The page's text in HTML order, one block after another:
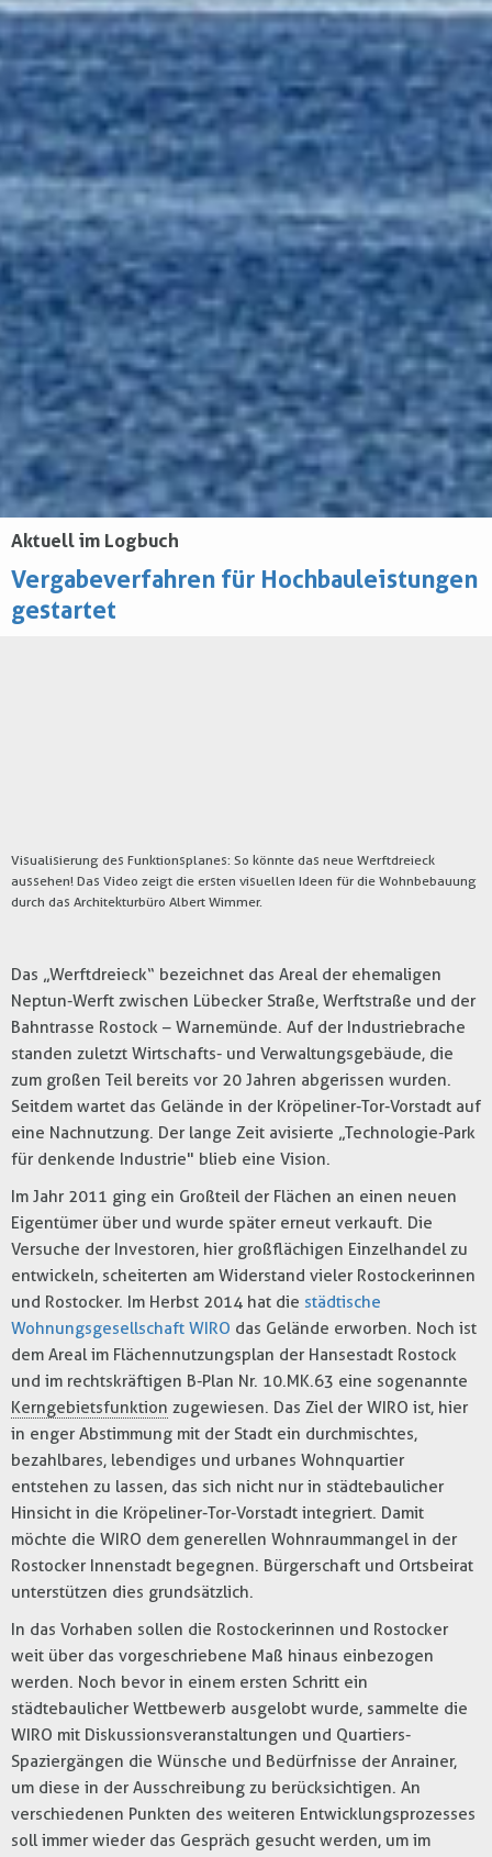
Aktuell im Logbuch
Vergabeverfahren für Hochbauleistungen
gestartet
Visualisierung des Funktionsplanes: So könnte das neue Werftdreieck
aussehen! Das Video zeigt die ersten visuellen Ideen für die Wohnbebauung
durch das Architekturbüro Albert Wimmer.
Das „Werftdreieck“ bezeichnet das Areal der ehemaligen
Neptun-Werft zwischen Lübecker Straße, Werftstraße und der
Bahntrasse Rostock – Warnemünde. Auf der Industriebrache
standen zuletzt Wirtschafts- und Verwaltungsgebäude, die
zum großen Teil bereits vor 20 Jahren abgerissen wurden.
Seitdem wartet das Gelände in der Kröpeliner-Tor-Vorstadt auf
eine Nachnutzung. Der lange Zeit avisierte „Technologie-Park
für denkende Industrie" blieb eine Vision.
Im Jahr 2011 ging ein Großteil der Flächen an einen neuen
Eigentümer über und wurde später erneut verkauft. Die
Versuche der Investoren, hier großflächigen Einzelhandel zu
entwickeln, scheiterten am Widerstand vieler Rostockerinnen
und Rostocker. Im Herbst 2014 hat die städtische
Wohnungsgesellschaft WIRO das Gelände erworben. Noch ist
dem Areal im Flächennutzungsplan der Hansestadt Rostock
und im rechtskräftigen B-Plan Nr. 10.MK.63 eine sogenannte
Kerngebietsfunktion zugewiesen. Das Ziel der WIRO ist, hier
in enger Abstimmung mit der Stadt ein durchmischtes,
bezahlbares, lebendiges und urbanes Wohnquartier
entstehen zu lassen, das sich nicht nur in städtebaulicher
Hinsicht in die Kröpeliner-Tor-Vorstadt integriert. Damit
möchte die WIRO dem generellen Wohnraummangel in der
Rostocker Innenstadt begegnen. Bürgerschaft und Ortsbeirat
unterstützen dies grundsätzlich.
In das Vorhaben sollen die Rostockerinnen und Rostocker
weit über das vorgeschriebene Maß hinaus einbezogen
werden. Noch bevor in einem ersten Schritt ein
städtebaulicher Wettbewerb ausgelobt wurde, sammelte die
WIRO mit Diskussionsveranstaltungen und Quartiers-
Spaziergängen die Wünsche und Bedürfnisse der Anrainer,
um diese in der Ausschreibung zu berücksichtigen. An
verschiedenen Punkten des weiteren Entwicklungsprozesses
soll immer wieder das Gespräch gesucht werden, um im